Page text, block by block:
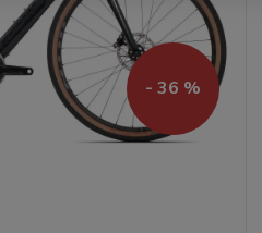
- 36 %